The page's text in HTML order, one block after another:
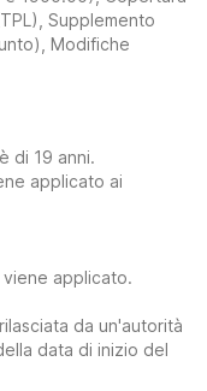
Supplemento
Modifiche
di 19 anni.
applicato ai
applicato.
da un'autorità
data di inizio del